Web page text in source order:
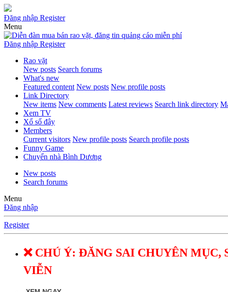
Đăng nhập Register
Menu
Đăng nhập Register
Rao vặt
New posts Search forums
What's new
Featured content New posts New profile posts
Link Directory
New items New comments Latest reviews Search link directory
Xem TV
Xổ số đây
Members
Current visitors New profile posts Search profile posts
Funny Game
Chuyển nhà Bình Dương
New posts
Search forums
Menu
Đăng nhập
Register
❌ CHÚ Ý: ĐĂNG SAI CHUYÊN
VIỄN